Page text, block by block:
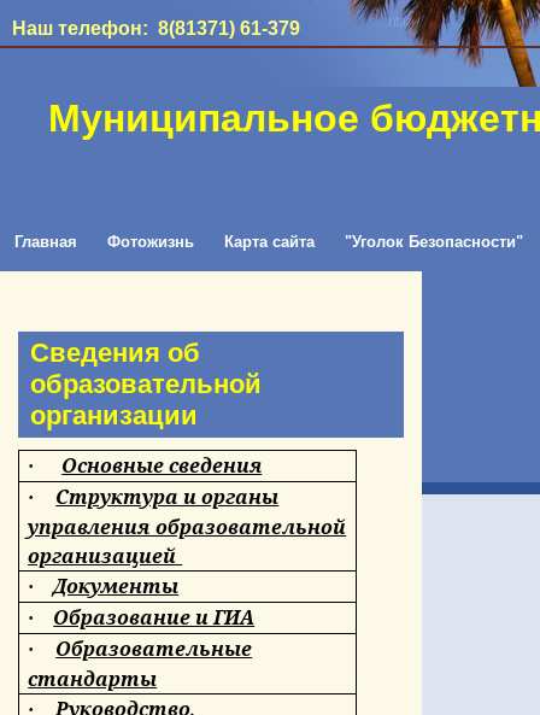
Наш телефон: 8(81371) 61-379
Муниципальное
Главная Фотожизнь Карта сайта "Уголок Безопасности"
Сведения об
образовательной
организации
· Основные сведения
·
Структура и органы
управления образовательной
организацией
· Документы
· Образование и ГИА
·
Образовательные
стандарты
·
Руководство.